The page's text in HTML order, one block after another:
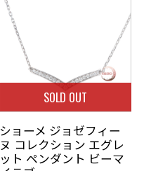
SOLD OUT
ショーメ ジョゼフィー
ヌ コレクション エグレ
ット ペンダント ビーマ